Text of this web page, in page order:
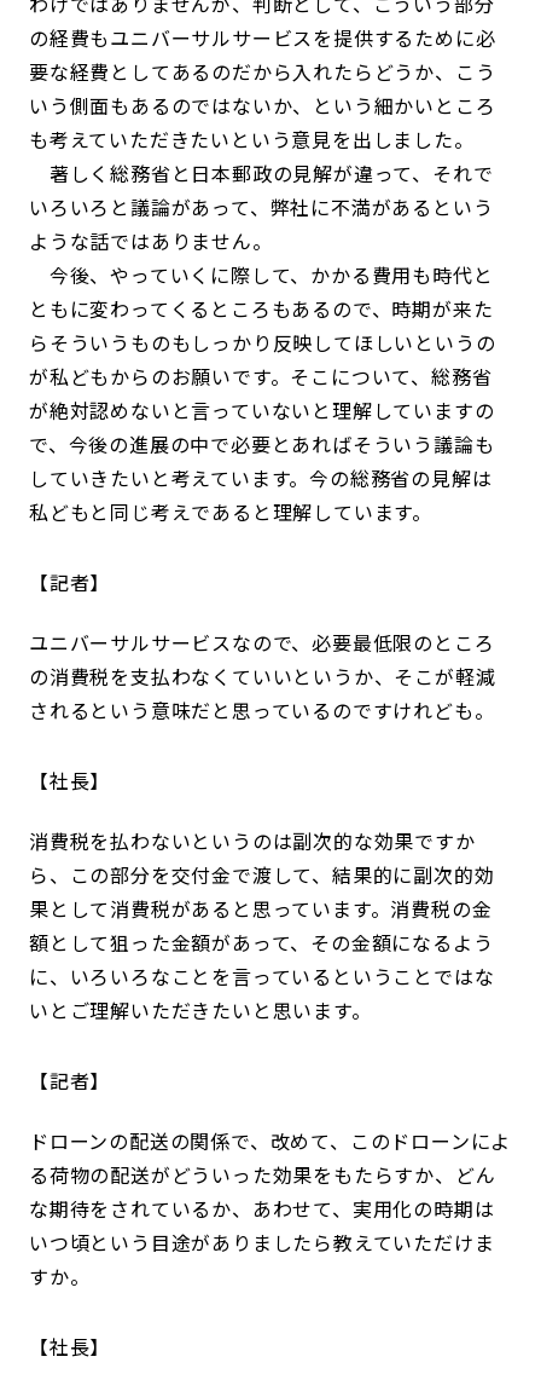
の経費もユニバーサルサービスを提供するために必
要な経費としてあるのだから入れたらどうか、こう
いう側面もあるのではないか、という細かいところ
も考えていただきたいという意見を出しました。
著しく総務省と日本郵政の見解が違って、それで
いろいろと議論があって、弊社に不満があるという
ような話ではありません。
今後、やっていくに際して、かかる費用も時代と
ともに変わってくるところもあるので、時期が来た
らそういうものもしっかり反映してほしいというの
が私どもからのお願いです。そこについて、総務省
が絶対認めないと言っていないと理解していますの
で、今後の進展の中で必要とあればそういう議論も
していきたいと考えています。今の総務省の見解は
私どもと同じ考えであると理解しています。
記者
ユニバーサルサービスなので、必要最低限のところ
の消費税を支払わなくていいというか、そこが軽減
されるという意味だと思っているのですけれども。
社長
消費税を払わないというのは副次的な効果ですか
ら、この部分を交付金で渡して、結果的に副次的効
果として消費税があると思っています。消費税の金
額として狙った金額があって、その金額になるよう
に、いろいろなことを言っているということではな
いとご理解いただきたいと思います。
記者
ドローンの配送の関係で、改めて、このドローンによ
る荷物の配送がどういった効果をもたらすか、どん
な期待をされているか、あわせて、実用化の時期は
いつ頃という目途がありましたら教えていただけま
すか。
社長